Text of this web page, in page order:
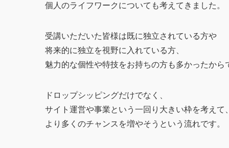
個人のライフワークについても考えてきました。
受講いただいた皆様は既に独立されている方や
将来的に独立を視野に入れている方、
魅力的な個性や特技をお持ちの方も多かったから
ドロップシッピングだけでなく、
サイト運営や事業という一回り大きい枠を考えて、
より多くのチャンスを増やそうという流れです。